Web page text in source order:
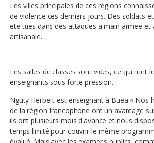
Les villes principales de ces régions
de violence ces derniers jours. Des soldats
été tués dans des attaques à main armée et
artisanale.
Les salles de classes sont vides, ce qui met
enseignants sous forte pression.
Nguty Herbert est enseignant à Buea « Nos
de la région francophone ont un avantage
ils ont plusieurs mois d'avance et nous
temps limité pour couvrir le même